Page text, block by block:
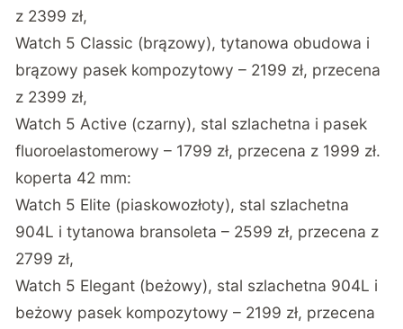
z 2399 zł,
Watch 5 Classic (brązowy), tytanowa obudowa i
brązowy pasek kompozytowy – 2199 zł, przecena
z 2399 zł,
Watch 5 Active (czarny), stal szlachetna i pasek
fluoroelastomerowy – 1799 zł, przecena z 1999 zł.
koperta 42 mm:
Watch 5 Elite (piaskowozłoty), stal szlachetna
904L i tytanowa bransoleta – 2599 zł, przecena z
2799 zł,
Watch 5 Elegant (beżowy), stal szlachetna 904L i
beżowy pasek kompozytowy – 2199 zł, przecena